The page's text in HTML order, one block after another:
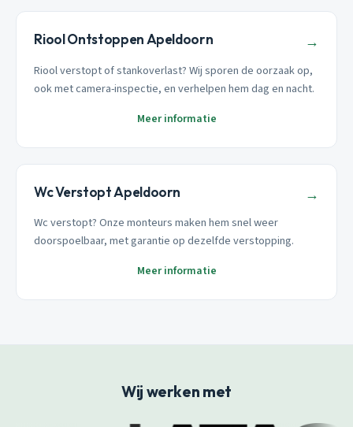
Riool Ontstoppen Apeldoorn →
Riool verstopt of stankoverlast? Wij sporen de oorzaak op,
ook met camera-inspectie, en verhelpen hem dag en nacht.
Meer informatie
Wc Verstopt Apeldoorn →
Wc verstopt? Onze monteurs maken hem snel weer
doorspoelbaar, met garantie op dezelfde verstopping.
Meer informatie
Wij werken met